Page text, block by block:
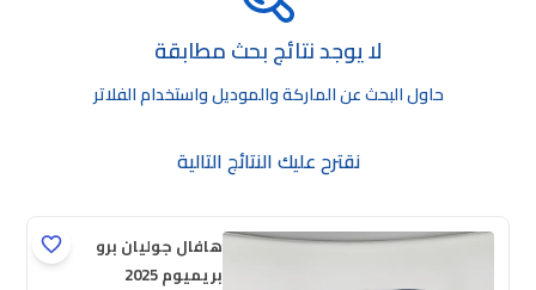
لا يوجد نتائج بحث مطابقة
حاول البحث عن الماركة والموديل واستخدام الفلاتر
نقترح عليك النتائج التالية
هافال جوليان برو
بريميوم 2025